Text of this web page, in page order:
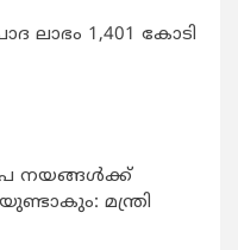
ലാഭം 1,401 കോടി
നയങ്ങള്‍ക്ക്
മന്ത്രി